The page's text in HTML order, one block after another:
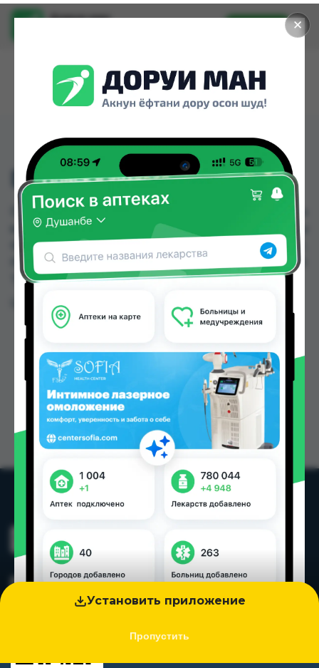
✕
Установить приложение
Пропустить
Доруи ман
Установить
DUREX №3 АССОРТИ
DUREX №3 АССОРТИ можно купить или заказать
в аптеках, Дору Фарм №2, Дору Фарм №20, Дору
Фарм №6, Ибн Хайян (Масрур-фарм), Нишон №1,
Релакс №1, Эколайф по цене от 4.00 TJS до 30.00
TJS в Душанбе и других городах Таджикистана
Цена: от4.00 TJS